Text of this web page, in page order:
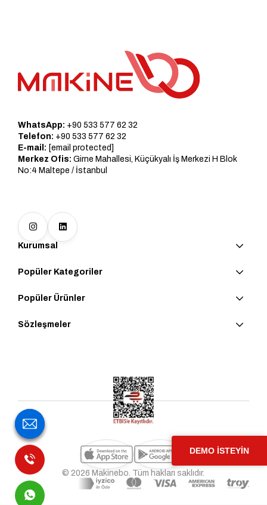
WhatsApp: +90 533 577 62 32
Telefon: +90 533 577 62 32
E-mail: [email protected]
Merkez Ofis: Girne Mahallesi, Küçükyalı İş Merkezi H Blok
No:4 Maltepe / İstanbul
Kurumsal
Popüler Kategoriler
Popüler Ürünler
Sözleşmeler
© 2026 Makinebo. Tüm hakları saklıdır.
DEMO İSTEYİN